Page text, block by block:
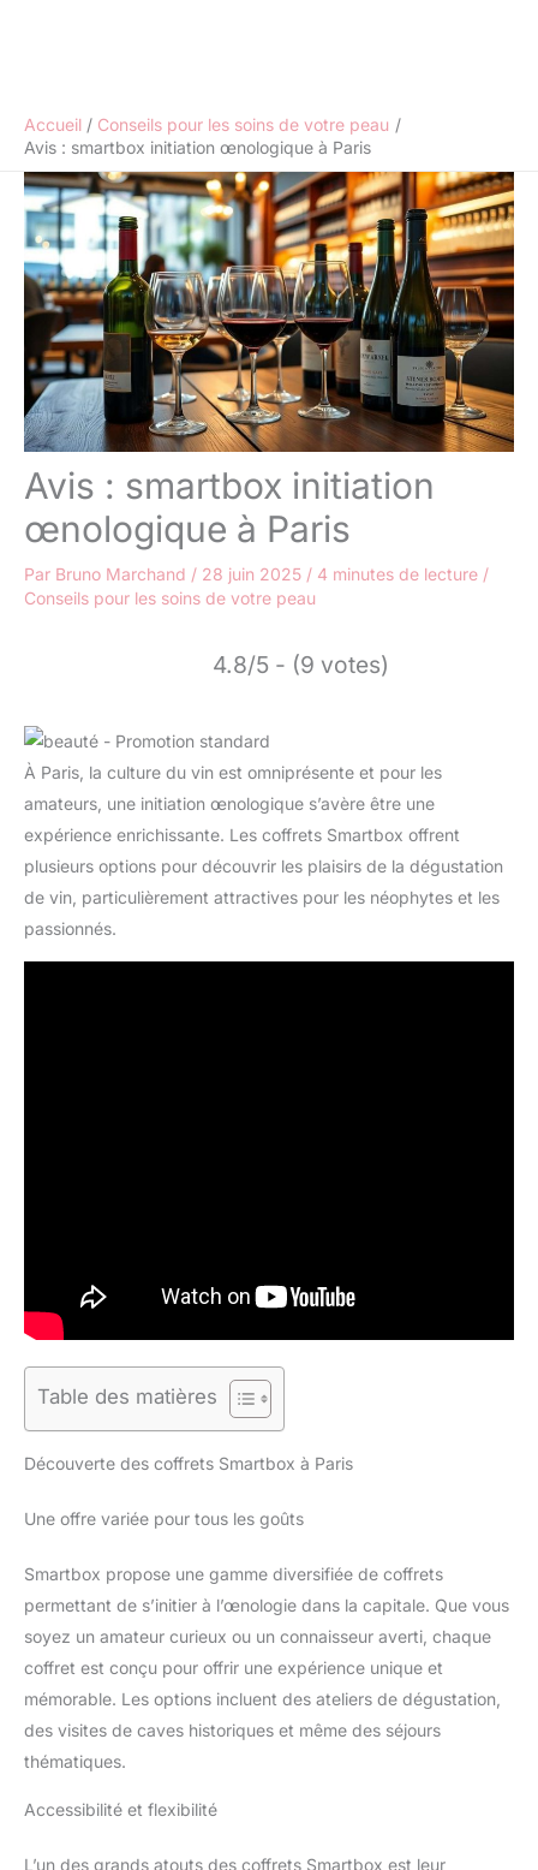
Accueil
Conseils pour les soins de votre peau
Avis : smartbox initiation œnologique à Paris
Avis : smartbox initiation
œnologique à Paris
Par Bruno Marchand / 28 juin 2025 / 4 minutes de lecture /
Conseils pour les soins de votre peau
4.8/5 - (9 votes)
À Paris, la culture du vin est omniprésente et pour les
amateurs, une initiation œnologique s’avère être une
expérience enrichissante. Les coffrets Smartbox offrent
plusieurs options pour découvrir les plaisirs de la dégustation
de vin, particulièrement attractives pour les néophytes et les
passionnés.
Table des matières
Découverte des coffrets Smartbox à Paris
Une offre variée pour tous les goûts
Smartbox propose une gamme diversifiée de coffrets
permettant de s’initier à l’œnologie dans la capitale. Que vous
soyez un amateur curieux ou un connaisseur averti, chaque
coffret est conçu pour offrir une expérience unique et
mémorable. Les options incluent des ateliers de dégustation,
des visites de caves historiques et même des séjours
thématiques.
Accessibilité et flexibilité
L’un des grands atouts des coffrets Smartbox est leur